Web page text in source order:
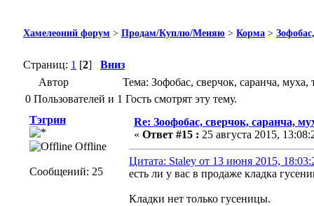
Хамелеоний форум > Продам/Куплю/Меняю > Корма >
Страниц: 1 [2] Вниз
Автор
Тема: Зофобас, сверчок, саранча,
0 Пользователей и 1 Гость смотрят эту тему.
Тэгрин
Offline
Сообщений: 25
Re: Зоофобас, сверчок, саранча,
« Ответ #15 : 25 августа 2015,
Цитата: Staley от 13 июня 2015,
есть ли у вас в продаже кладка
Кладки нет только гусеницы.